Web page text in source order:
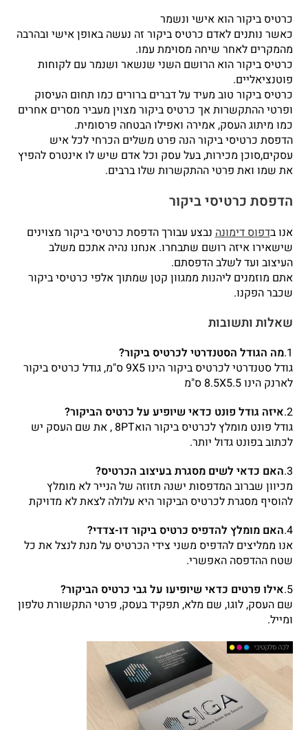
כרטיס ביקור הוא אישי ונשמר
כאשר נותנים לאדם כרטיס ביקור זה נעשה באופן אישי ובהרבה
מהמקרים לאחר שיחה מסוימת עמו.
כרטיס ביקור הוא הרושם השני שנשאר ושנמר עם לקוחות
פוטנציאליים.
כרטיס ביקור טוב מעיד על דברים ברורים כמו תחום העיסוק
ופרטי ההתקשרות אך כרטיס ביקור מצוין מעביר מסרים אחרים
כמו מיתוג העסק, אמירה ואפילו הבטחה פרסומית.
הדפסת כרטיסי ביקור הנה פרט משלים הכרחי לכל איש
עסקים,סוכן מכירות, בעל עסק וכל אדם שיש לו אינטרס להפיץ
את שמו ואת פרטי ההתקשרות שלו ברבים.
הדפסת כרטיסי ביקור
אנו בדפוס דימונהנבצע עבורך הדפסת כרטיסי ביקור מצוינים
שישאירו איזה רושם שתבחרו. אנחנו נהיה אתכם משלב
העיצוב ועד לשלב הדפסתם.
אתם מוזמנים ליהנות ממגוון קטן שמתוך אלפי כרטיסי ביקור
שכבר הפקנו.
שאלות ותשובות
1. מה הגודל הסטנדרטי לכרטיס ביקור?
גודל סטנדרטי לכרטיס ביקור הינו 9X5 ס"מ, גודל כרטיס ביקור
לארנק הינו 8.5X5.5 ס"מ
2. איזה גודל פונט כדאי שיופיע על כרטיס הביקור?
גודל פונט מומלץ לכרטיס ביקור הוא8PT , את שם העסק יש
לכתוב בפונט גדול יותר.
3. האם כדאי לשים מסגרת בעיצוב הכרטיס?
מכיוון שברוב המדפסות ישנה תזוזה של הנייר לא מומלץ
להוסיף מסגרת לכרטיס הביקור היא עלולה לצאת לא מדויקת
4. האם מומלץ להדפיס כרטיס ביקור דו-צדדי?
אנו ממליצים להדפיס משני צידי הכרטיס על מנת לנצל את כל
שטח ההדפסה האפשרי.
5. אילו פרטים כדאי שיופיעו על גבי כרטיס הביקור?
שם העסק, לוגו, שם מלא, תפקיד בעסק, פרטי התקשורת טלפון
ומייל.